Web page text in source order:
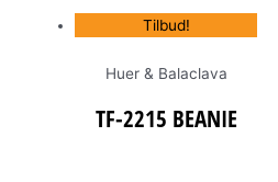
Tilbud!
Huer & Balaclava
TF-2215 BEANIE